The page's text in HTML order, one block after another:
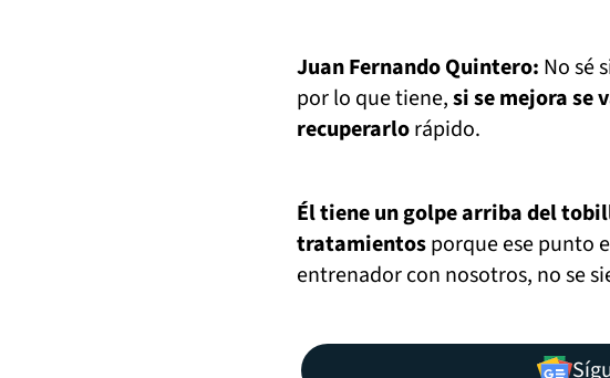
Juan Fernando Quintero: No sé
por lo que tiene,si se mejora se
recuperarlorápido.
Él tiene un golpe arriba del
tratamientosporque ese punto
entrenador con nosotros, no se